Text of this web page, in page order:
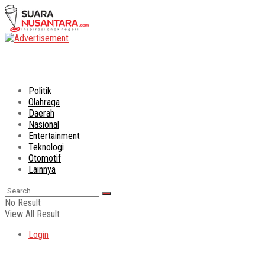
Politik
Olahraga
Daerah
Nasional
Entertainment
Teknologi
Otomotif
Lainnya
No Result
View All Result
Login